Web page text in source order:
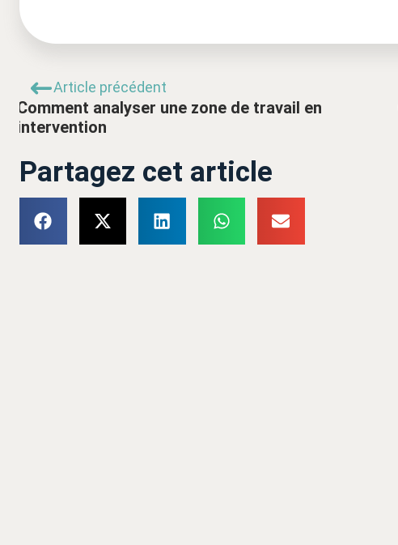
Article précédent
Comment analyser une zone de travail en
intervention
Partagez cet article